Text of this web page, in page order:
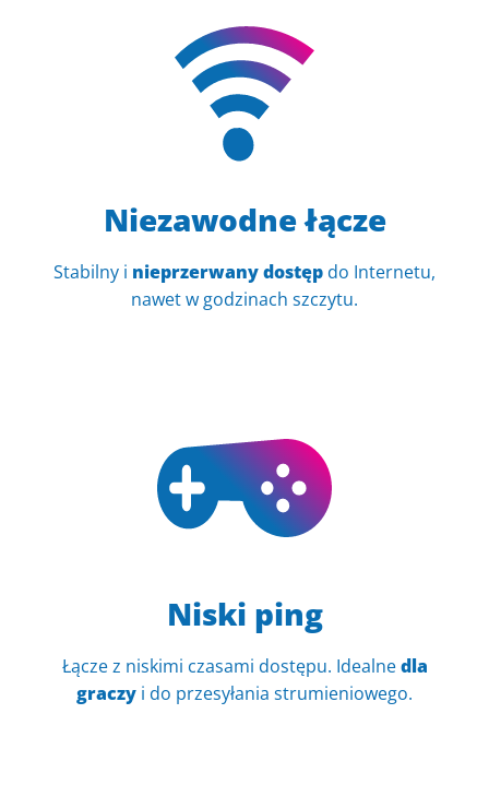
Niezawodne łącze
Stabilny i nieprzerwany dostępdo Internetu,
nawet w godzinach szczytu.
Niski ping
Łącze z niskimi czasami dostępu. Idealnedla
graczy i do przesyłania strumieniowego.